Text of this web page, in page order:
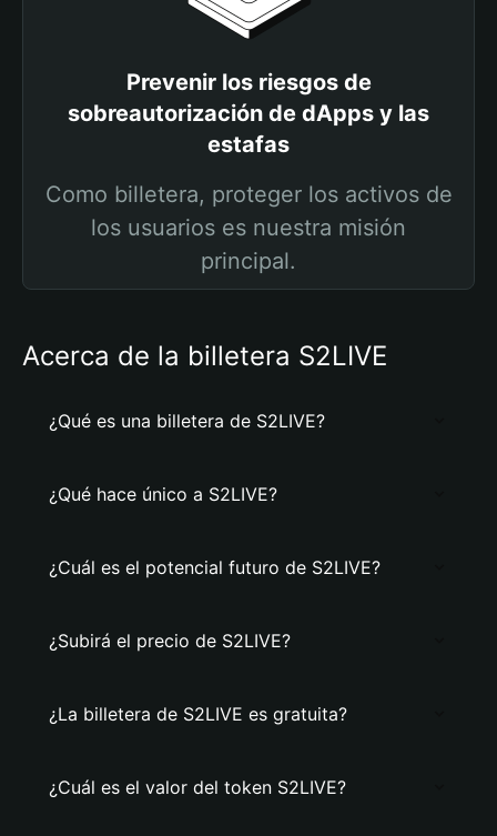
Prevenir los riesgos de
sobreautorización de dApps y las
estafas
Como billetera, proteger los activos de
los usuarios es nuestra misión
principal.
Acerca de la billetera S2LIVE
¿Qué es una billetera de S2LIVE?
¿Qué hace único a S2LIVE?
¿Cuál es el potencial futuro de S2LIVE?
¿Subirá el precio de S2LIVE?
¿La billetera de S2LIVE es gratuita?
¿Cuál es el valor del token S2LIVE?